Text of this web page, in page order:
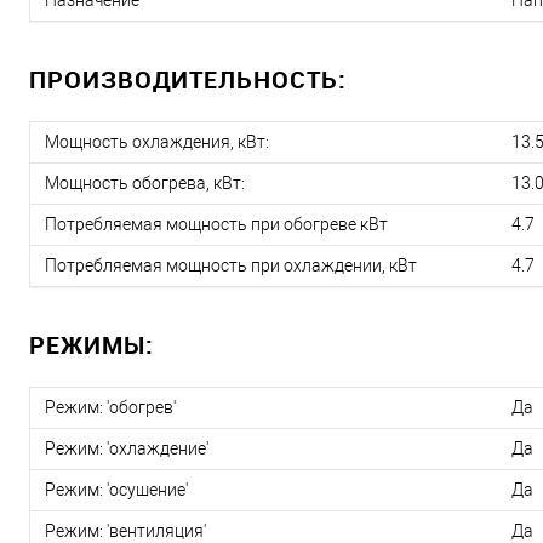
ПРОИЗВОДИТЕЛЬНОСТЬ:
Мощность охлаждения, кВт: 13.5
Мощность обогрева, кВт: 13.0
Потребляемая мощность при обогреве кВт 4.7
Потребляемая мощность при охлаждении, кВт 4.7
РЕЖИМЫ:
Режим: 'обогрев' Да
Режим: 'охлаждение' Да
Режим: 'осушение' Да
Режим: 'вентиляция' Да